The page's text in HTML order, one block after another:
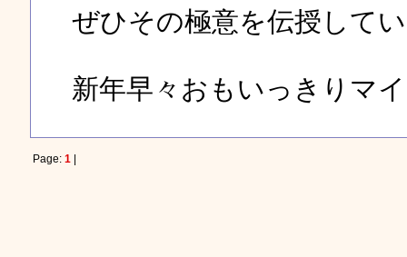
ぜひその極意を伝授して
新年早々おもいっきりマ
Page: 1|